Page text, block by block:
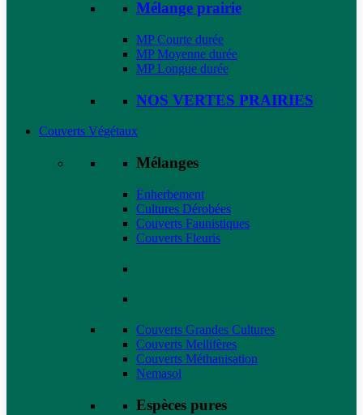
Mélange prairie
MP Courte durée
MP Moyenne durée
MP Longue durée
NOS VERTES PRAIRIES
Couverts Végétaux
Mélanges
Enherbement
Cultures Dérobées
Couverts Faunistiques
Couverts Fleuris
Couverts Grandes Cultures
Couverts Mellifères
Couverts Méthanisation
Nemasol
Espèces pures